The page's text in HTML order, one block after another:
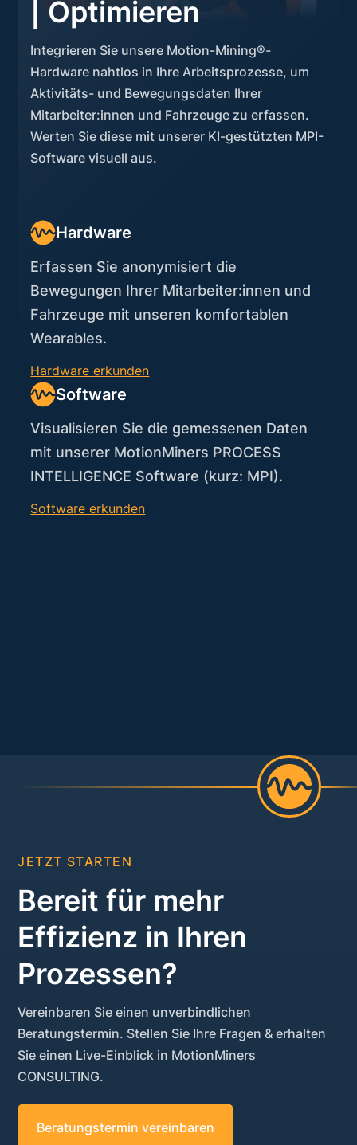
| Optimieren
Integrieren Sie unsere Motion-Mining®-
Hardware nahtlos in Ihre Arbeitsprozesse, um
Aktivitäts- und Bewegungsdaten Ihrer
Mitarbeiter:innen und Fahrzeuge zu erfassen.
Werten Sie diese mit unserer KI-gestützten MPI-
Software visuell aus.
Hardware
Erfassen Sie anonymisiert die
Bewegungen Ihrer Mitarbeiter:innen und
Fahrzeuge mit unseren komfortablen
Wearables.
Hardware erkunden
Software
Visualisieren Sie die gemessenen Daten
mit unserer MotionMiners PROCESS
INTELLIGENCE Software (kurz: MPI).
Software erkunden
JETZT STARTEN
Bereit für mehr
Effizienz in Ihren
Prozessen?
Vereinbaren Sie einen unverbindlichen
Beratungstermin. Stellen Sie Ihre Fragen & erhalten
Sie einen Live-Einblick in MotionMiners
CONSULTING.
Beratungstermin vereinbaren